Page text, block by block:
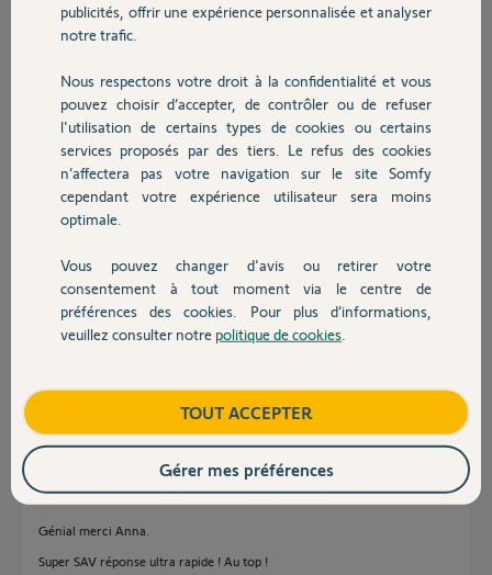
Domotique
Chauffage
Autres produits
Devis avec un pro
Contact
Cordialement
Luc G.
il y a presque 6 ans
Participer au fil de discussion
Réponses
je vous confirme la réinitialisation du Thermostat. Vous pouvez
Anna B. il y a presque 6 ans
Génial merci Anna.
Super SAV réponse ultra rapide ! Au top !
publicités, offrir une expérience personnalisée et analyser
notre trafic.
Nous respectons votre droit à la confidentialité et vous
pouvez choisir d’accepter, de contrôler ou de refuser
l'utilisation de certains types de cookies ou certains
services proposés par des tiers. Le refus des cookies
n’affectera pas votre navigation sur le site Somfy
cependant votre expérience utilisateur sera moins
optimale.
Vous pouvez changer d'avis ou retirer votre
consentement à tout moment via le centre de
préférences des cookies. Pour plus d’informations,
veuillez consulter notre politique de cookies
TOUT ACCEPTER
Gérer mes préférences